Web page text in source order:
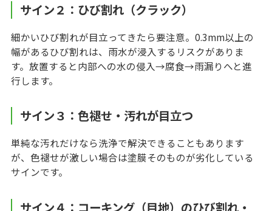
サイン２：ひび割れ（クラック）
細かいひび割れが目立ってきたら要注意。0.3mm以上の
幅があるひび割れは、雨水が浸入するリスクがありま
す。放置すると内部への水の侵入→腐食→雨漏りへと進
行します。
サイン３：色褪せ・汚れが目立つ
単純な汚れだけなら洗浄で解決できることもあります
が、色褪せが激しい場合は塗膜そのものが劣化している
サインです。
サイン４：コーキング（目地）のひび割れ・